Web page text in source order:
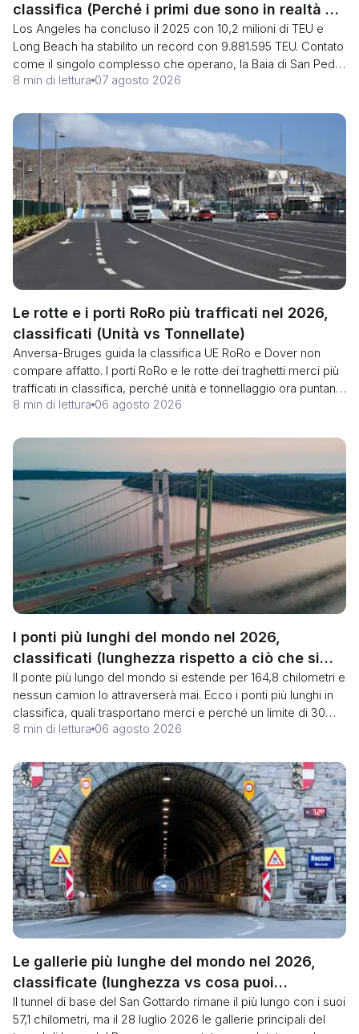
classifica (Perché i primi due sono in realtà un
unico porto)
Los Angeles ha concluso il 2025 con 10,2 milioni di TEU e
Long Beach ha stabilito un record con 9.881.595 TEU. Contato
come il singolo complesso che operano, la Baia di San Pedro
ha movimentato 20,1 milioni di TEU, il 41% in più di Rotterdam.
colpisce ogni esportatore.
8 min di lettura 07 agosto 2026
Le rotte e i porti RoRo più trafficati nel 2026,
classificati (Unità vs Tonnellate)
Anversa-Bruges guida la classifica UE RoRo e Dover non
compare affatto. I porti RoRo e le rotte dei traghetti merci più
trafficati in classifica, perché unità e tonnellaggio ora puntano
in direzioni opposte, e dove si colloca il sistema di
8 min di lettura 06 agosto 2026
I ponti più lunghi del mondo nel 2026,
classificati (lunghezza rispetto a ciò che si
può attraversare in auto)
Il ponte più lungo del mondo si estende per 164,8 chilometri e
nessun camion lo attraverserà mai. Ecco i ponti più lunghi in
classifica, quali trasportano merci e perché un limite di 30
tonnellate supera ogni volta un record.
8 min di lettura 06 agosto 2026
Le gallerie più lunghe del mondo nel 2026,
classificate (lunghezza vs cosa puoi
trasportare)
Il tunnel di base del San Gottardo rimane il più lungo con i suoi
57,1 chilometri, ma il 28 luglio 2026 le gallerie principali del